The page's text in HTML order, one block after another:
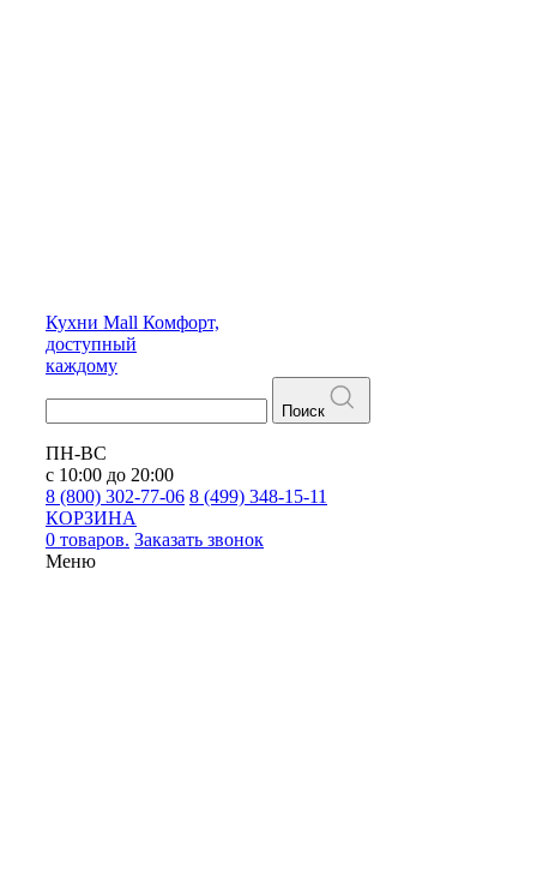
Кухни Mall Комфорт,
доступный
каждому
Поиск
ПН-ВС
с 10:00 до 20:00
8 (800) 302-77-06 8 (499) 348-15-11
КОРЗИНА
0 товаров. Заказать звонок
Меню